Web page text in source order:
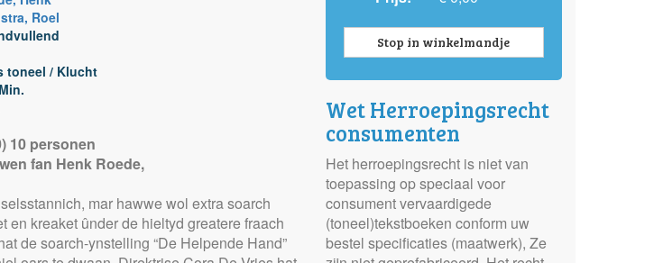
Roel
toneel / Klucht
10 personen
fan Henk Roede,
mar hawwe wol extra soarch
en kreaket ûnder de hieltyd greatere fraach
de soarch-ynstelling “De Helpende Hand”
Stop in winkelmandje
Wet Herroepingsrecht
consumenten
Het herroepingsrecht is niet van
toepassing op speciaal voor
consument vervaardigede
(toneel)tekstboeken conform uw
bestel specificaties (maatwerk), Ze